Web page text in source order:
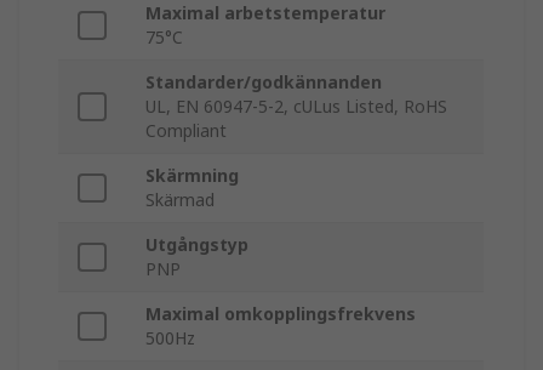
Maximal arbetstemperatur
75°C
Standarder/godkännanden
UL, EN 60947-5-2, cULus Listed, RoHS
Compliant
Skärmning
Skärmad
Utgångstyp
PNP
Maximal omkopplingsfrekvens
500Hz